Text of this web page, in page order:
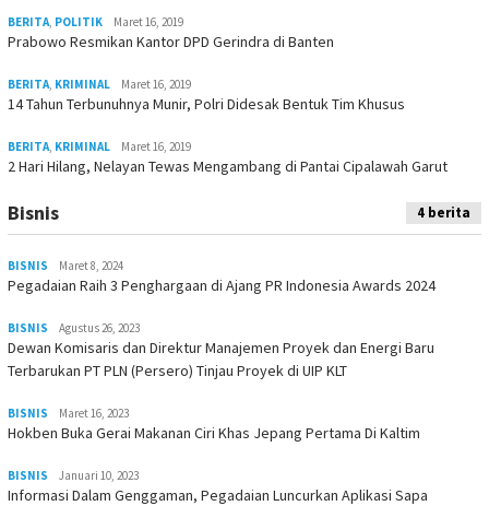
BERITA, POLITIK Maret 16, 2019
Prabowo Resmikan Kantor DPD Gerindra di Banten
BERITA, KRIMINAL Maret 16, 2019
14 Tahun Terbunuhnya Munir, Polri Didesak Bentuk Tim Khusus
BERITA, KRIMINAL Maret 16, 2019
2 Hari Hilang, Nelayan Tewas Mengambang di Pantai Cipalawah Garut
Bisnis 4 berita
BISNIS Maret 8, 2024
Pegadaian Raih 3 Penghargaan di Ajang PR Indonesia Awards 2024
BISNIS Agustus 26, 2023
Dewan Komisaris dan Direktur Manajemen Proyek dan Energi Baru
Terbarukan PT PLN (Persero) Tinjau Proyek di UIP KLT
BISNIS Maret 16, 2023
Hokben Buka Gerai Makanan Ciri Khas Jepang Pertama Di Kaltim
BISNIS Januari 10, 2023
Informasi Dalam Genggaman, Pegadaian Luncurkan Aplikasi Sapa